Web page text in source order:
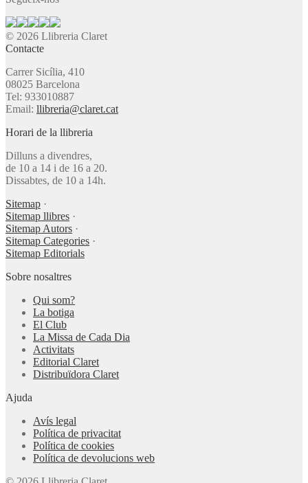
© 2026 Llibreria Claret
Contacte
Carrer Sicília, 410
08025 Barcelona
Tel: 933010887
Email: llibreria@claret.cat
Horari de la llibreria
Dilluns a divendres,
de 10 a 14 i de 16 a 20.
Dissabtes, de 10 a 14h.
Sitemap ·
Sitemap llibres ·
Sitemap Autors ·
Sitemap Categories ·
Sitemap Editorials
Sobre nosaltres
Qui som?
La botiga
El Club
La Missa de Cada Dia
Activitats
Editorial Claret
Distribuïdora Claret
Ajuda
Avís legal
Política de privacitat
Política de cookies
Política de devolucions web